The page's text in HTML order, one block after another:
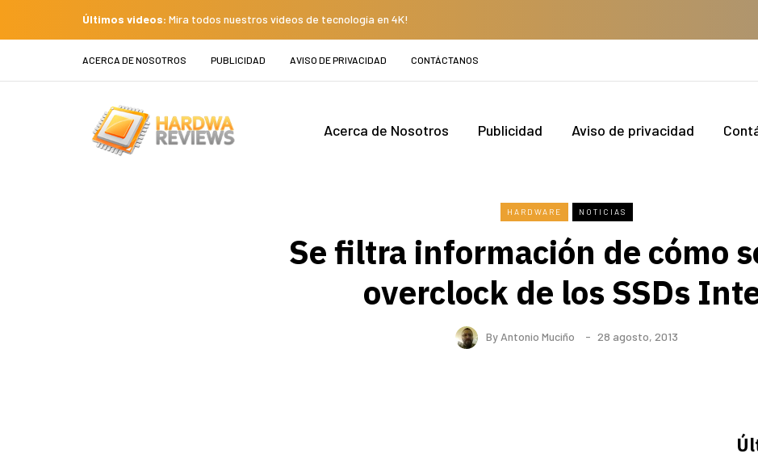
Últimos videos: Mira todos nuestros videos de tecnología en 4K!
ACERCA DE NOSOTROS PUBLICIDAD AVISO DE PRIVACIDAD CONTÁCTANOS
Acerca de Nosotros Publicidad Aviso de privacidad
HARDWARE NOTICIAS
Se filtra información de cómo
overclock de los SSDs
By Antonio Muciño 28 agosto, 2013